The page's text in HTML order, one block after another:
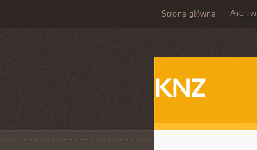
Strona główna
KNZ